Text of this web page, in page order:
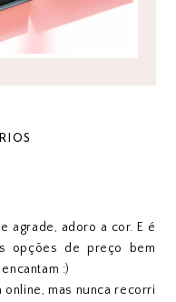
agrade, adoro a cor. E é
opções de preço bem
:)
online, mas nunca recorri